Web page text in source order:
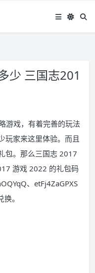
少 三国志201
游戏，有着完善的玩法
玩家来这里体验。而且
包。那么三国志 2017
游戏 2022 的礼包码
、etFj4ZaGPXS
。